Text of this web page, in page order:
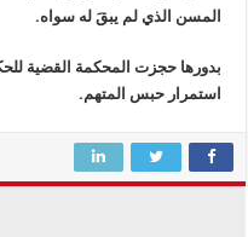
المسن الذي لم يبقَ له سواه.
استمرار حبس المتهم.